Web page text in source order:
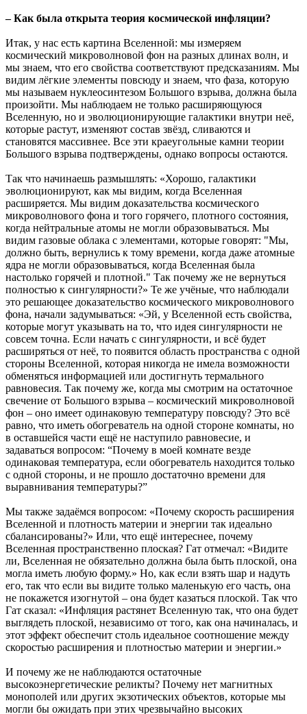
– Как была открыта теория космической инфляции?
Итак, у нас есть картина Вселенной: мы измеряем
космический микроволновой фон на разных длинах волн, и
мы знаем, что его свойства соответствуют предсказаниям. Мы
видим лёгкие элементы повсюду и знаем, что фаза, которую
мы называем нуклеосинтезом Большого взрыва, должна была
произойти. Мы наблюдаем не только расширяющуюся
Вселенную, но и эволюционирующие галактики внутри неё,
которые растут, изменяют состав звёзд, сливаются и
становятся массивнее. Все эти краеугольные камни теории
Большого взрыва подтверждены, однако вопросы остаются.
Так что начинаешь размышлять: «Хорошо, галактики
эволюционируют, как мы видим, когда Вселенная
расширяется. Мы видим доказательства космического
микроволнового фона и того горячего, плотного состояния,
когда нейтральные атомы не могли образовываться. Мы
видим газовые облака с элементами, которые говорят: "Мы,
должно быть, вернулись к тому времени, когда даже атомные
ядра не могли образовываться, когда Вселенная была
настолько горячей и плотной." Так почему же не вернуться
полностью к сингулярности?» Те же учёные, что наблюдали
это решающее доказательство космического микроволнового
фона, начали задумываться: «Эй, у Вселенной есть свойства,
которые могут указывать на то, что идея сингулярности не
совсем точна. Если начать с сингулярности, и всё будет
расширяться от неё, то появится область пространства с одной
стороны Вселенной, которая никогда не имела возможности
обменяться информацией или достигнуть термального
равновесия. Так почему же, когда мы смотрим на остаточное
свечение от Большого взрыва – космический микроволновой
фон – оно имеет одинаковую температуру повсюду? Это всё
равно, что иметь обогреватель на одной стороне комнаты, но
в оставшейся части ещё не наступило равновесие, и
задаваться вопросом: “Почему в моей комнате везде
одинаковая температура, если обогреватель находится только
с одной стороны, и не прошло достаточно времени для
выравнивания температуры?”
Мы также задаёмся вопросом: «Почему скорость расширения
Вселенной и плотность материи и энергии так идеально
сбалансированы?» Или, что ещё интереснее, почему
Вселенная пространственно плоская? Гат отмечал: «Видите
ли, Вселенная не обязательно должна была быть плоской, она
могла иметь любую форму.» Но, как если взять шар и надуть
его, так что если вы видите только маленькую его часть, она
не покажется изогнутой – она будет казаться плоской. Так что
Гат сказал: «Инфляция растянет Вселенную так, что она будет
выглядеть плоской, независимо от того, как она начиналась, и
этот эффект обеспечит столь идеальное соотношение между
скоростью расширения и плотностью материи и энергии.»
И почему же не наблюдаются остаточные
высокоэнергетические реликты? Почему нет магнитных
монополей или других экзотических объектов, которые мы
могли бы ожидать при этих чрезвычайно высоких